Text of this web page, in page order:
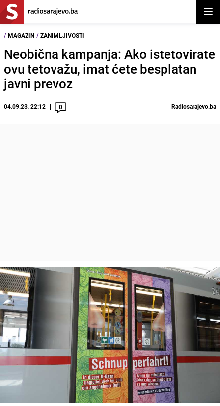
/ MAGAZIN / ZANIMLJIVOSTI
Neobična kampanja: Ako istetovirate
ovu tetovažu, imat ćete besplatan
javni prevoz
04.09.23. 22:12 0 Radiosarajevo.ba